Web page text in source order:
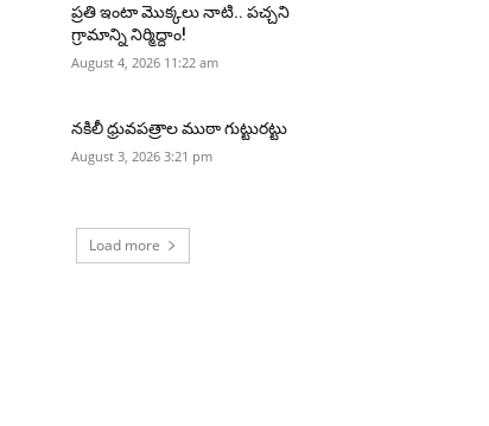
ప్రతి ఇంటా మొక్కలు నాటి.. పచ్చని
గ్రామాన్ని నిర్మిద్దాం!
August 4, 2026 11:22 am
నకిలీ ధ్రువపత్రాల ముఠా గుట్టురట్టు
August 3, 2026 3:21 pm
Load more